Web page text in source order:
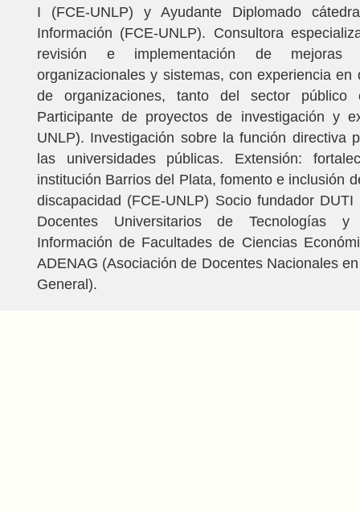
I (FCE-UNLP) y Ayudante Diplomado
Información (FCE-UNLP). Consultora
revisión e implementación de mejoras
organizacionales y sistemas, con experiencia en
de organizaciones, tanto del sector público
Participante de proyectos de investigación y
UNLP). Investigación sobre la función directiva
las universidades públicas. Extensión:
institución Barrios del Plata, fomento e inclusión
discapacidad (FCE-UNLP) Socio fundador DUTI
Docentes Universitarios de Tecnologías
Información de Facultades de Ciencias
ADENAG (Asociación de Docentes Nacionales
General).